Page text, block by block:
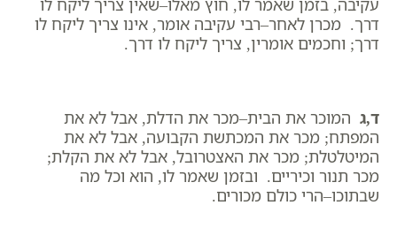
עקיבה, בזמן שאמר לו, חוץ מאלו–שאין צריך ליקח לו
דרך. מכרן לאחר–רבי עקיבה אומר, אינו צריך ליקח לו
דרך; וחכמים אומרין, צריך ליקח לו דרך.
ד,ג המוכר את הבית–מכר את הדלת, אבל לא את
המפתח; מכר את המכתשת הקבועה, אבל לא את
המיטלטלת; מכר את האצטרובל, אבל לא את הקלת;
מכר תנור וכיריים. ובזמן שאמר לו, הוא וכל מה
שבתוכו–הרי כולם מכורים.